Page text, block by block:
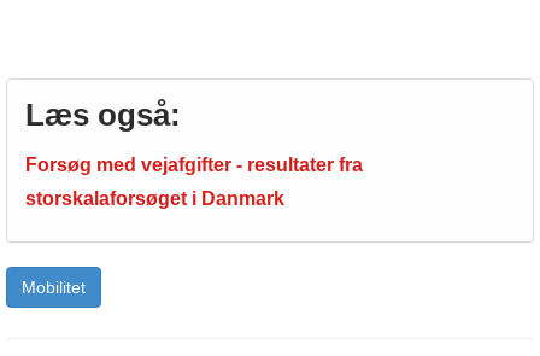
Læs også:
Forsøg med vejafgifter - resultater fra
storskalaforsøget i Danmark
Mobilitet